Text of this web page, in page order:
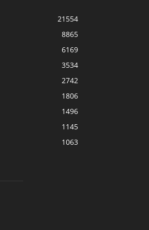
21554
8865
6169
3534
2742
1806
1496
1145
1063